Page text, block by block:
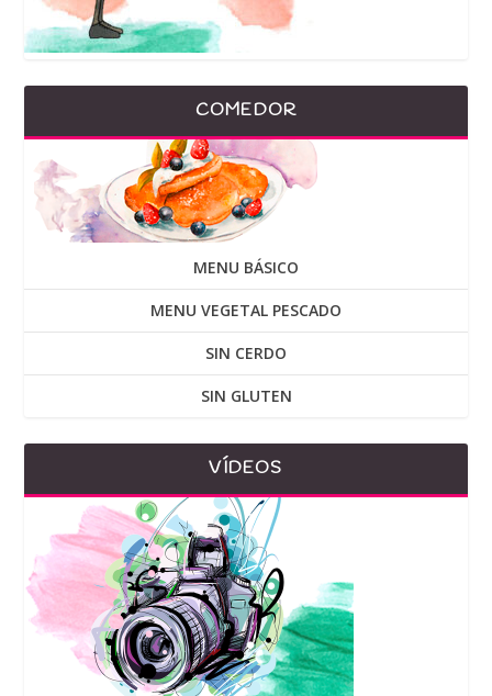
COMEDOR
MENU BÁSICO
MENU VEGETAL PESCADO
SIN CERDO
SIN GLUTEN
VÍDEOS